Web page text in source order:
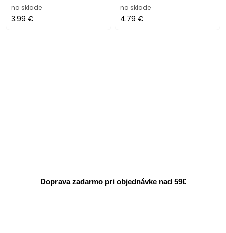
na sklade
3.99 €
na sklade
4.79 €
Doprava zadarmo pri objednávke nad 59€